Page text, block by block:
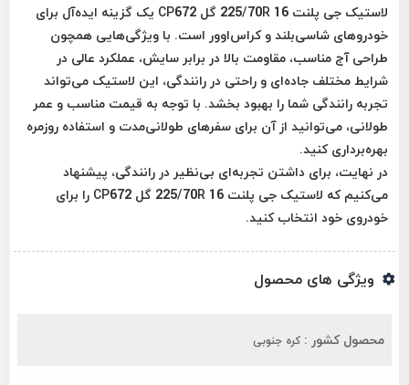
لاستیک جی پلنت 225/70R 16 گل CP672 یک گزینه ایده‌آل برای
خودروهای شاسی‌بلند و کراس‌اوور است. با ویژگی‌هایی همچون
طراحی آج مناسب، مقاومت بالا در برابر سایش، عملکرد عالی در
شرایط مختلف جاده‌ای و راحتی در رانندگی، این لاستیک می‌تواند
تجربه رانندگی شما را بهبود بخشد. با توجه به قیمت مناسب و عمر
طولانی، می‌توانید از آن برای سفرهای طولانی‌مدت و استفاده روزمره
بهره‌برداری کنید.
در نهایت، برای داشتن تجربه‌ای بی‌نظیر در رانندگی، پیشنهاد
می‌کنیم که لاستیک جی پلنت 225/70R 16 گل CP672 را برای
خودروی خود انتخاب کنید.
ویژگی های محصول
محصول کشور : کره جنوبی